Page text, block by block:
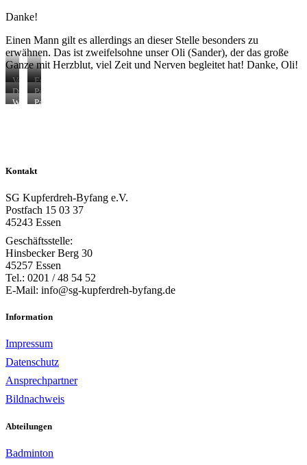
Danke!
Einen Mann gilt es allerdings an dieser Stelle besonders zu
erwähnen. Das ist zweifelsohne unser Oli (Sander), der das große
Ganze mit Herzblut, viel Zeit und Nerven begleitet hat! Danke, Oli!
Vorbereitung
Es
ist
fast
Die
letzte
Packen
WartenPacken
Kontakt
SG Kupferdreh-Byfang e.V.
Postfach 15 03 37
45243 Essen
Geschäftsstelle:
Hinsbecker Berg 30
45257 Essen
Tel.: 0201 / 48 54 52
E-Mail: info@sg-kupferdreh-byfang.de
Information
Impressum
Datenschutz
Ansprechpartner
Bildnachweis
Abteilungen
Badminton